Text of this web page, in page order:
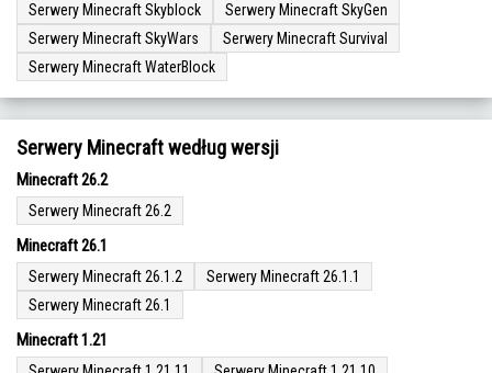
Serwery Minecraft Skyblock
Serwery Minecraft SkyGen
Serwery Minecraft SkyWars
Serwery Minecraft Survival
Serwery Minecraft WaterBlock
Serwery Minecraft według wersji
Minecraft 26.2
Serwery Minecraft 26.2
Minecraft 26.1
Serwery Minecraft 26.1.2
Serwery Minecraft 26.1.1
Serwery Minecraft 26.1
Minecraft 1.21